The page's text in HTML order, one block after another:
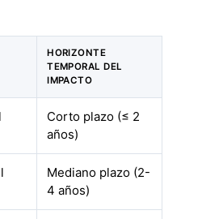
HORIZONTE
TEMPORAL DEL
IMPACTO
Corto plazo (≤ 2
años)
Mediano plazo (2-
4 años)